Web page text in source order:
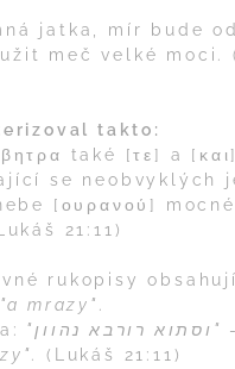
jatka, mír bude
meč velké moci.
takto:
také [τε] a [και]
se neobvyklých
[ουρανού] mocné
21:11)
rukopisy
"a mrazy" .
"וסתוא רורבא נהוון"
. (Lukáš 21:11)